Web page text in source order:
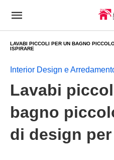
LAVABI PICCOLI PER UN BAGNO
ISPIRARE
Interior Design e
Lavabi
bagno
di design